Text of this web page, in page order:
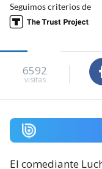
Seguimos criterios de
6592
visitas
El comediante